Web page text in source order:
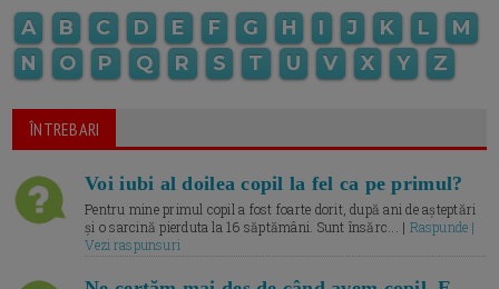
A B C D E F G H I J K L
M
N
O P Q R S T U V X Y Z
ÎNTREBARI
Voi iubi al doilea copil la fel ca pe primul?
Pentru mine primul copil a fost foarte dorit, după ani de așteptări
și o sarcină pierduta la 16 săptămâni. Sunt însărc... | Raspunde |
Vezi raspunsuri